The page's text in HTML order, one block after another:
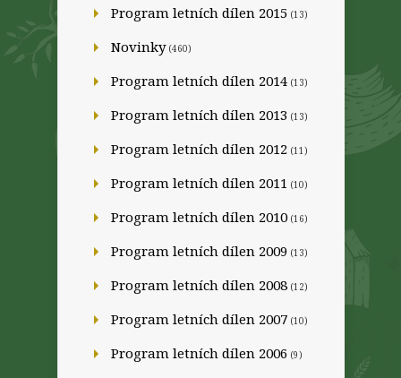
Program letních dílen 2015 (13)
Novinky(460)
Program letních dílen 2014 (13)
Program letních dílen 2013 (13)
Program letních dílen 2012 (11)
Program letních dílen 2011 (10)
Program letních dílen 2010 (16)
Program letních dílen 2009 (13)
Program letních dílen 2008 (12)
Program letních dílen 2007 (10)
Program letních dílen 2006 (9)